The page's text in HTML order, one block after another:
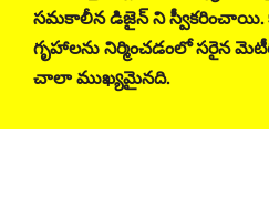
సమకాలీన డిజైన్ ని స్వీకరించాయి.
గృహాలను నిర్మించడంలో సరైన
చాలా ముఖ్యమైనది.